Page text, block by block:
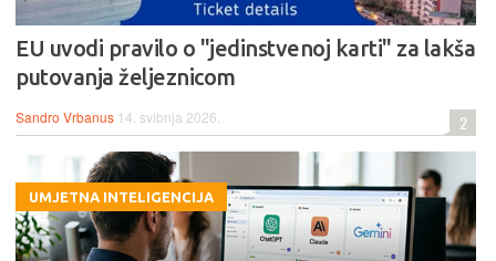
EU uvodi pravilo o "jedinstvenoj karti" za lakša
putovanja željeznicom
Sandro Vrbanus 14. svibnja 2026. 2
UMJETNA INTELIGENCIJA